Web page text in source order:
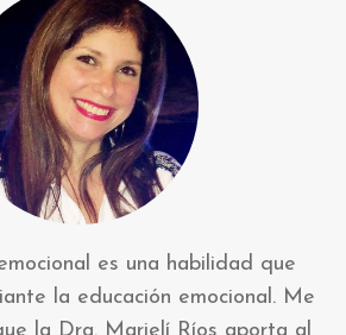
es una habilidad que
la educación emocional. Me